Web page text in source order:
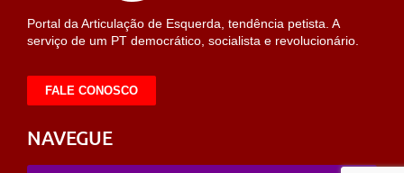
Portal da Articulação de Esquerda, tendência petista. A
serviço de um PT democrático, socialista e revolucionário.
FALE CONOSCO
NAVEGUE